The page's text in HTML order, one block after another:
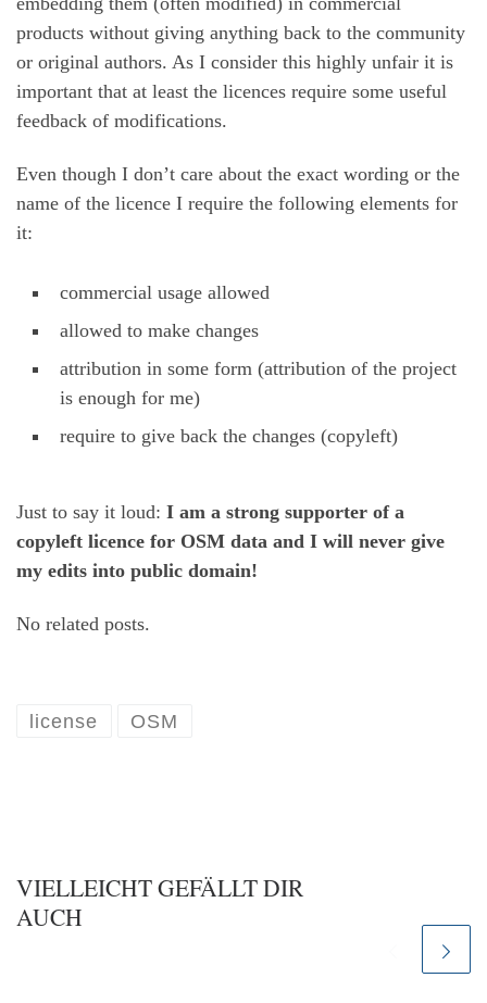
products without giving anything back to the community
or original authors. As I consider this highly unfair it is
important that at least the licences require some useful
feedback of modifications.
Even though I don’t care about the exact wording or the
name of the licence I require the following elements for
it:
commercial usage allowed
allowed to make changes
attribution in some form (attribution of the project
is enough for me)
require to give back the changes (copyleft)
Just to say it loud: I am a strong supporter of a
copyleft licence for OSM data and I will never give
my edits into public domain!
No related posts.
license OSM
VIELLEICHT GEFÄLLT DIR
AUCH